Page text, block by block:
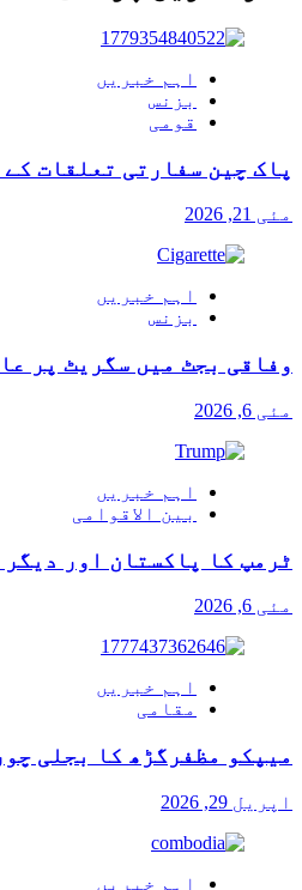
اہم خبریں
بزنس
قومی
پاک چین سفارتی تعلقات کے 75 سال: اسٹیٹ بینک 75 روپے کا یادگاری سکہ جاری کرے گا
مئی 21, 2026
اہم خبریں
بزنس
وفاقی بجٹ میں سگریٹ پر
مئی 6, 2026
اہم خبریں
بین الاقوامی
ٹرمپ کا پاکستان اور
مئی 6, 2026
اہم خبریں
مقامی
میپکو مظفرگڑھ کا بجلی
اپریل 29, 2026
اہم خبریں